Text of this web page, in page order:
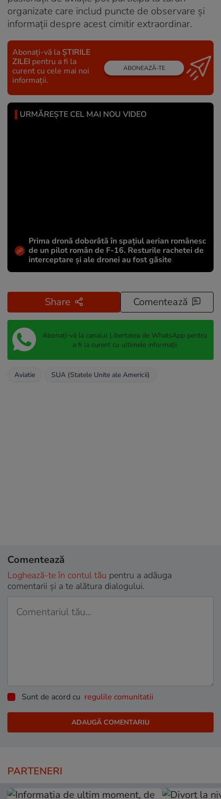
organizate care includ puncte de observare și
informații despre acest cimitir extraordinar.
Abonați-vă la ȘTIRILE
ZILEI pentru a fi la
curent cu cele mai noi
informații.
ABONEAZĂ-TE
URMĂREȘTE CEL MAI NOU VIDEO
Prima dronă doborâtă în spațiul aerian românesc
de un pilot român de F-16. Resturile rachetei de
interceptare și ale dronei au fost găsite
Share Comentează
Abonați-vă la canalul Libertatea de WhatsApp pentru
a fi la curent cu ultimele informații
Aviatie SUA (Statele Unite ale Americii)
Comentează
Loghează-te în contul tău pentru a adăuga
comentarii și a te alătura dialogului.
Sunt de acord cu regulile comunitatii
PARTENERI